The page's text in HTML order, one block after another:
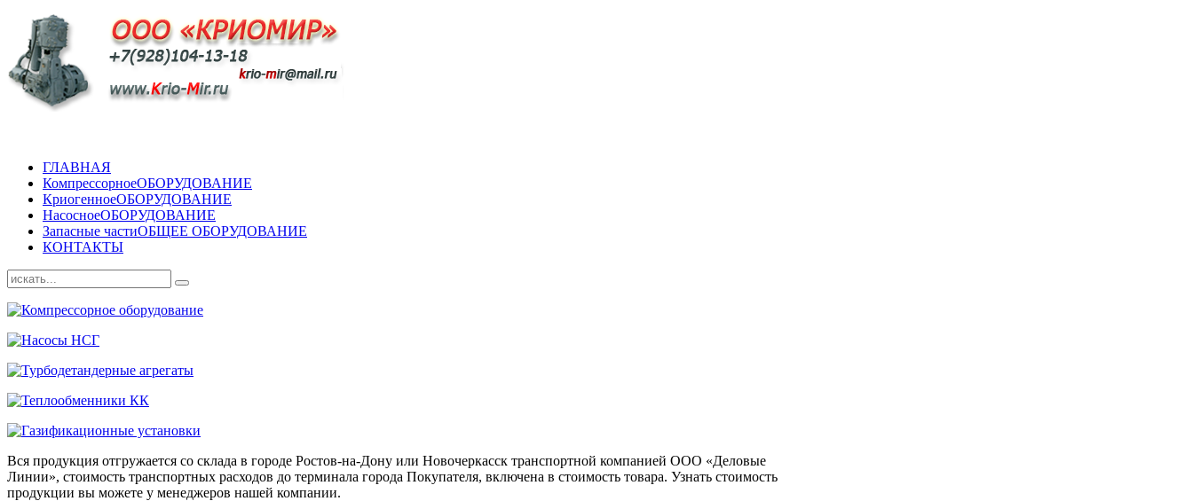
ГЛАВНАЯ
КомпрессорноеОБОРУДОВАНИЕ
КриогенноеОБОРУДОВАНИЕ
НасосноеОБОРУДОВАНИЕ
Запасные частиОБЩЕЕ ОБОРУДОВАНИЕ
КОНТАКТЫ
Вся продукция отгружается со склада в городе Ростов-на-Дону или Новочеркасск транспортной компанией ООО «Деловые
Линии», стоимость транспортных расходов до терминала города Покупателя, включена в стоимость товара. Узнать стоимость
продукции вы можете у менеджеров нашей компании.